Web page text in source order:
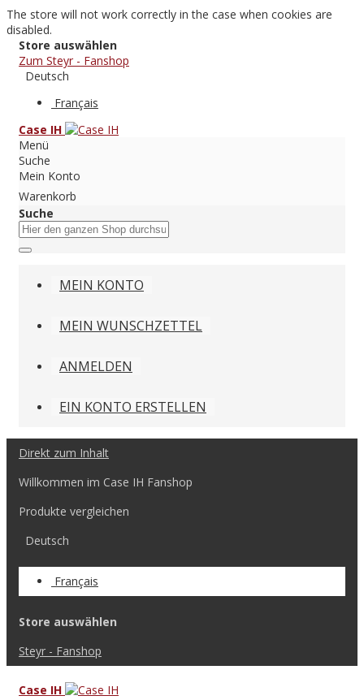
The store will not work correctly in the case when cookies are
disabled.
Store auswählen
Zum Steyr - Fanshop
Deutsch
Français
Case IH
Menü
Suche
Mein Konto
Warenkorb
Suche
MEIN KONTO
MEIN WUNSCHZETTEL
ANMELDEN
EIN KONTO ERSTELLEN
Direkt zum Inhalt
Willkommen im Case IH Fanshop
Produkte vergleichen
Deutsch
Français
Store auswählen
Steyr - Fanshop
Case IH